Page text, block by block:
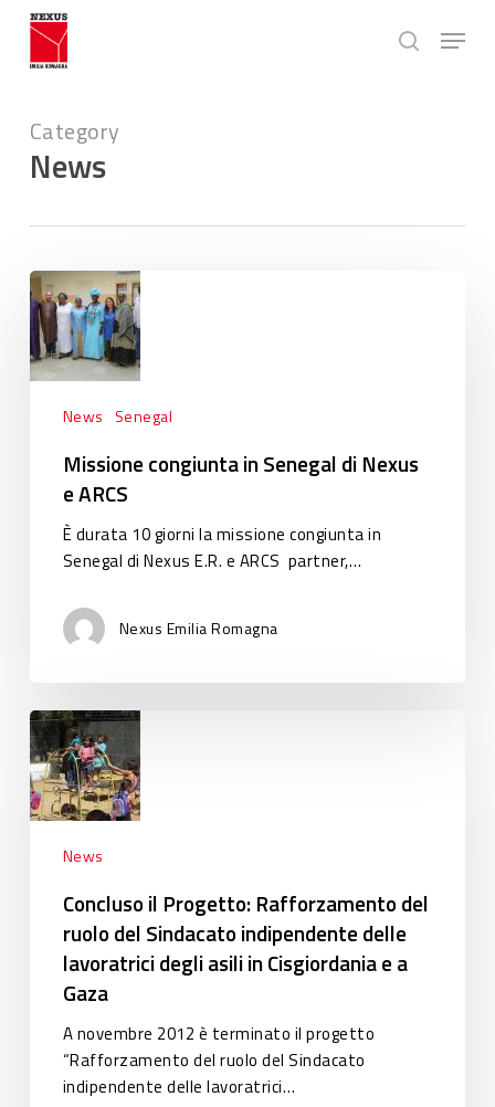
Skip
main
search
Menu
Category
News
Missione
congiunta
in
Senegal
di
Nexus
ARCS
News Senegal
Missione congiunta in Senegal di Nexus
e ARCS
È durata 10 giorni la missione congiunta in
Senegal di Nexus E.R. e ARCS partner,…
Nexus Emilia Romagna
Concluso
il
Progetto:
Rafforzamento
del
ruolo
Sindacato
indipendente
delle
lavoratrici
Cisgiordania
News
Concluso il Progetto: Rafforzamento del
ruolo del Sindacato indipendente delle
lavoratrici degli asili in Cisgiordania e a
Gaza
A novembre 2012 è terminato il progetto
“Rafforzamento del ruolo del Sindacato
indipendente delle lavoratrici…